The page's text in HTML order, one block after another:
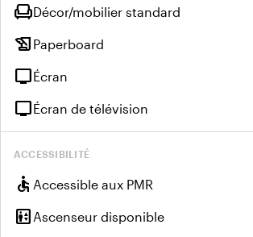
chairDécor/mobilier standard
history_edu Paperboard
tvÉcran
tvÉcran de télévision
ACCESSIBILITÉ
accessible Accessible aux PMR
elevator Ascenseur disponible